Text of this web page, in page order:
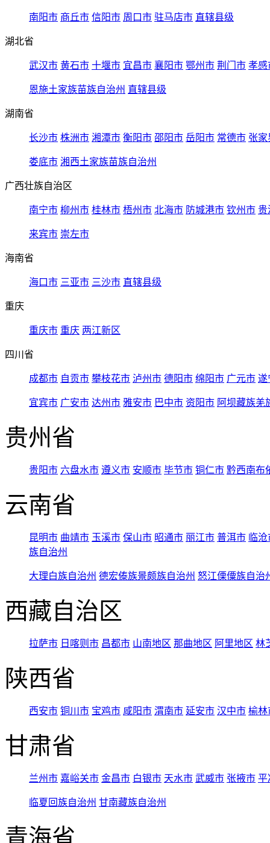
南阳市 商丘市 信阳市 周口市 驻马店市 直辖县级
湖北省
武汉市 黄石市 十堰市 宜昌市 襄阳市 鄂州市 荆门市 孝感
恩施土家族苗族自治州 直辖县级
湖南省
长沙市 株洲市 湘潭市 衡阳市 邵阳市 岳阳市 常德市 张家
娄底市 湘西土家族苗族自治州
广西壮族自治区
南宁市 柳州市 桂林市 梧州市 北海市 防城港市 钦州市 贵
来宾市 崇左市
海南省
海口市 三亚市 三沙市 直辖县级
重庆
重庆市 重庆 两江新区
四川省
成都市 自贡市 攀枝花市 泸州市 德阳市 绵阳市 广元市 遂
宜宾市 广安市 达州市 雅安市 巴中市 资阳市 阿坝藏族羌
贵州省
贵阳市 六盘水市 遵义市 安顺市 毕节市 铜仁市 黔西南布
云南省
昆明市 曲靖市 玉溪市 保山市 昭通市 丽江市 普洱市 临
族自治州
大理白族自治州 德宏傣族景颇族自治州 怒江傈僳族自治
西藏自治区
拉萨市 日喀则市 昌都市 山南地区 那曲地区 阿里地区 林
陕西省
西安市 铜川市 宝鸡市 咸阳市 渭南市 延安市 汉中市 榆林
甘肃省
兰州市 嘉峪关市 金昌市 白银市 天水市 武威市 张掖市 平
临夏回族自治州 甘南藏族自治州
青海省